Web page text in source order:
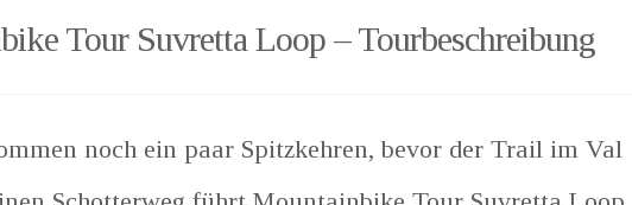
Tour Suvretta Loop – Tourbeschreibung
noch ein paar Spitzkehren, bevor der Trail im Val